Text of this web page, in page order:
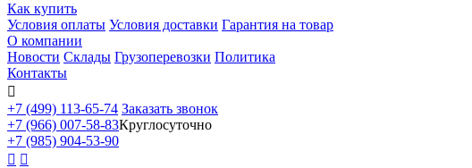
Как купить
Условия оплаты Условия доставки Гарантия на товар
О компании
Новости Склады Грузоперевозки Политика
Контакты

+7 (499) 113-65-74 Заказать звонок
+7 (966) 007-58-83Круглосуточно
+7 (985) 904-53-90
 